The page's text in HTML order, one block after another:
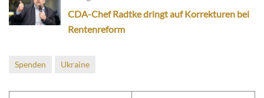
CDA-Chef Radtke dringt auf Korrekturen bei
Rentenreform
Spenden Ukraine